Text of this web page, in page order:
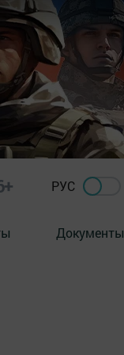
РУС
Документы